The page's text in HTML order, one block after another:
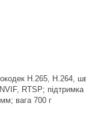
H.265, H.264,
RTSP;
вага 700 г